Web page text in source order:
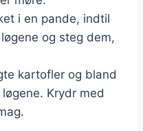
i en pande, indtil
og steg dem,
kartofler og bland
Krydr med